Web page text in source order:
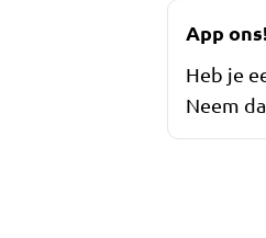
App
Heb je
Neem